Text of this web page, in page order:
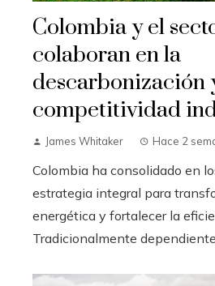
Colombia y el
colaboran en la
descarbonización
competitividad
James Whitaker Hace 2
Colombia ha consolidado en
estrategia integral para
energética y fortalecer la
Tradicionalmente dependiente